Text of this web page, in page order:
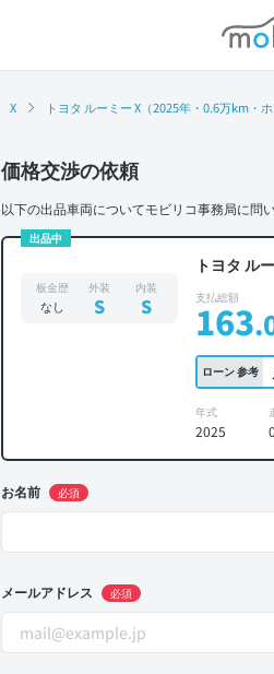
X トヨタ ルーミー X（2025年・0.6万km・ホ
価格交渉の依頼
以下の出品車両についてモビリコ事務局に問い
出品中
トヨタ ル
板金歴
なし
外装
S
内装
S 支払総額
163
ローン参考
年式
2025
お名前 必須
メールアドレス 必須